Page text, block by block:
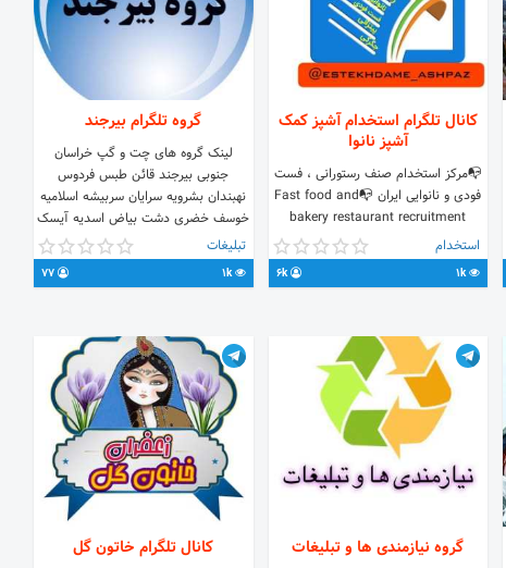
کانال تلگرام استخدام آشپز کمک
آشپز نانوا
📭مرکز استخدام صنف رستورانی ، فست
فودی و نانوایی ایران 📭Fast food and
bakery restaurant recruitment
center in Iran کانال خریدوفروش
تجهیزات رستورانی و...↪ @vasayelekar
راهنمای جستجو:⬇️
استخدام
1k
6k
گروه تلگرام بیرجند
لینک گروه های چت و گپ خراسان
جنوبی بیرجند قائن طبس فردوس
نهبندان بشرویه سرایان سربیشه اسلامیه
خوسف خضری دشت بیاض اسدیه آیسک
نیمبلوک سه‌قلعه عشق‌آباد آرین‌شهر
اسفدن جهت تبلیغات در کانال به آیدی
زیر پیام بدین👇👇👇
تبلیغات
1k
77
گروه نیازمندی ها و تبلیغات کانال تلگرام خاتون گل